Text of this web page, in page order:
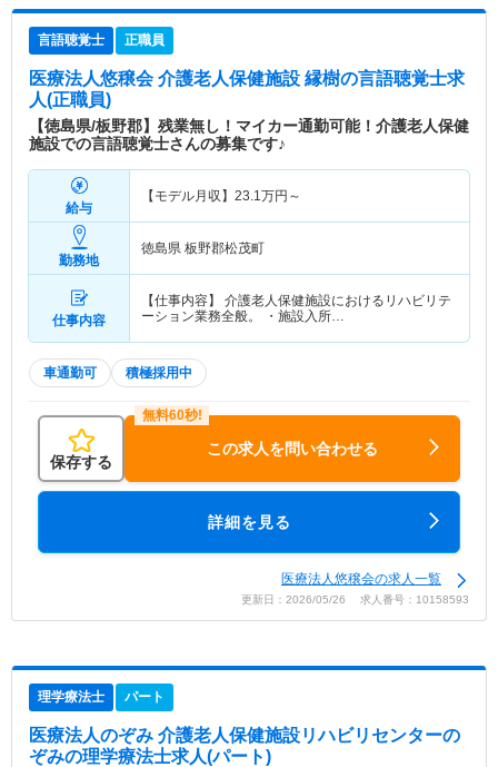
言語聴覚士 正職員
医療法人悠穣会 介護老人保健施設 縁樹の言語聴覚士求
人(正職員)
【徳島県/板野郡】残業無し！マイカー通勤可能！介護老人保健
施設での言語聴覚士さんの募集です♪
給与
【モデル月収】 23.1 万円～
勤務地
徳島県 板野郡松茂町
仕事内容
【仕事内容】 介護老人保健施設におけるリハビリテ
ーション業務全般。 ・施設入所…
車通勤可 積極採用中
保存する
この求人を問い合わせる
詳細を見る
医療法人悠穣会の求人一覧
更新日：2026/05/26 求人番号：10158593
理学療法士 パート
医療法人のぞみ 介護老人保健施設リハビリセンターの
ぞみの理学療法士求人(パート)